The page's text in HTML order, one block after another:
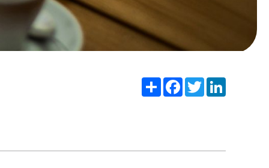
Share Facebook
Twitter